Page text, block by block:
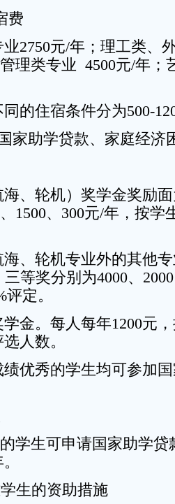
费
2750元/年；理工类、
理类专业 4500元/年；
的住宿条件分为500-
家助学贷款、家庭经济
、轮机）奖学金奖励
1500、300元/年，按学
、轮机专业外的其他
等奖分别为4000、
定。
金。每人每年1200元
人数。
优秀的学生均可参加
学生可申请国家助学
生的资助措施